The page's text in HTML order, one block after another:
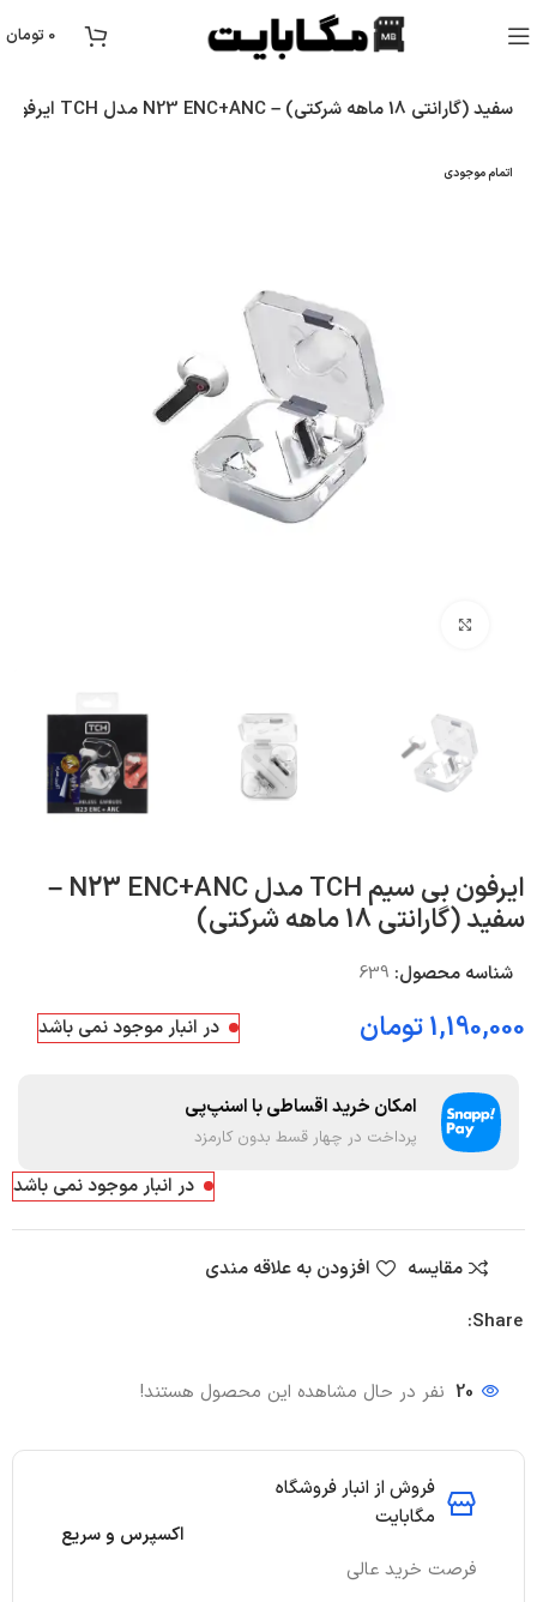
0 تومان
ایرفون بی‌ سیم TCH مدل N23 ENC+ANC – سفید (گارانتی 18 ماهه شرکتی)
اتمام موجودی
ایرفون بی‌ سیم TCH مدل N23 ENC+ANC –
سفید (گارانتی 18 ماهه شرکتی)
شناسه محصول: 639
1,190,000تومان در انبار موجود نمی باشد
امکان خرید اقساطی با اسنپ‌پی
پرداخت در چهار قسط بدون کارمزد
در انبار موجود نمی باشد
مقایسه
افزودن به علاقه مندی
Share:
20 نفر در حال مشاهده این محصول هستند!
فروش از انبار فروشگاه
مگابایت
فرصت خرید عالی
اکسپرس و سریع